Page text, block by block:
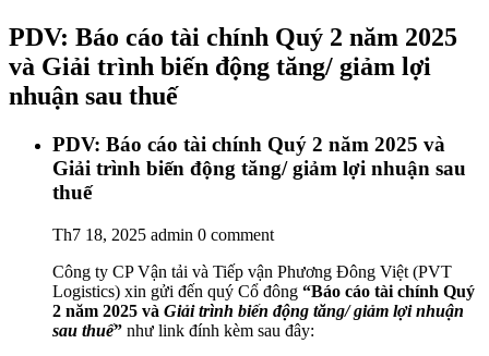
PDV: Báo cáo tài chính Quý 2 năm 2025
và Giải trình biến động tăng/ giảm lợi
nhuận sau thuế
PDV: Báo cáo tài chính Quý 2 năm 2025 và
Giải trình biến động tăng/ giảm lợi nhuận sau
thuế
Th7 18, 2025 admin 0 comment
Công ty CP Vận tải và Tiếp vận Phương Đông Việt (PVT
Logistics) xin gửi đến quý Cổ đông “Báo cáo tài chính Quý
2 năm 2025 và Giải trình biến động tăng/ giảm lợi nhuận
sau thuế” như link đính kèm sau đây: